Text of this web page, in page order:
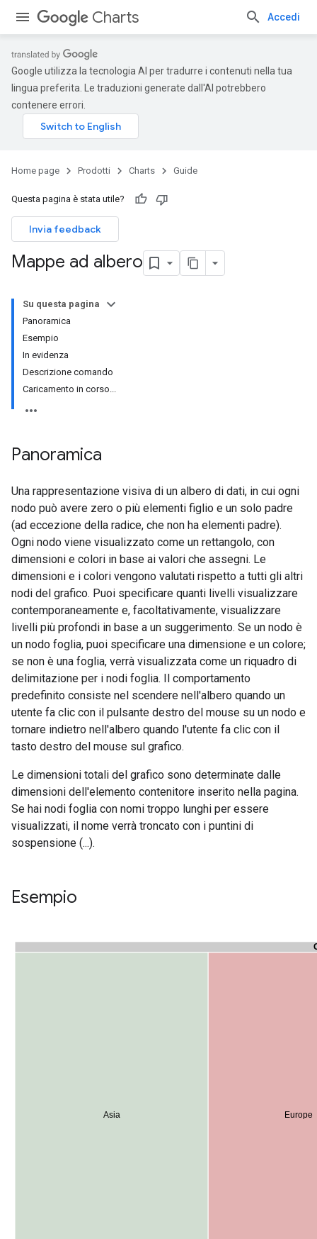
Charts Accedi
Google utilizza la tecnologia AI per tradurre i contenuti nella tua
lingua preferita. Le traduzioni generate dall'AI potrebbero
contenere errori.
Home page Prodotti Charts Guide
Questa pagina è stata utile?
Invia feedback
Mappe ad albero
Su questa pagina
Panoramica
Esempio
In evidenza
Descrizione comando
Caricamento in corso...
Panoramica
Una rappresentazione visiva di un albero di dati, in cui ogni
nodo può avere zero o più elementi figlio e un solo padre
(ad eccezione della radice, che non ha elementi padre).
Ogni nodo viene visualizzato come un rettangolo, con
dimensioni e colori in base ai valori che assegni. Le
dimensioni e i colori vengono valutati rispetto a tutti gli altri
nodi del grafico. Puoi specificare quanti livelli visualizzare
contemporaneamente e, facoltativamente, visualizzare
livelli più profondi in base a un suggerimento. Se un nodo è
un nodo foglia, puoi specificare una dimensione e un colore;
se non è una foglia, verrà visualizzata come un riquadro di
delimitazione per i nodi foglia. Il comportamento
predefinito consiste nel scendere nell'albero quando un
utente fa clic con il pulsante destro del mouse su un nodo e
tornare indietro nell'albero quando l'utente fa clic con il
tasto destro del mouse sul grafico.
Le dimensioni totali del grafico sono determinate dalle
dimensioni dell'elemento contenitore inserito nella pagina.
Se hai nodi foglia con nomi troppo lunghi per essere
visualizzati, il nome verrà troncato con i puntini di
sospensione (...).
Esempio